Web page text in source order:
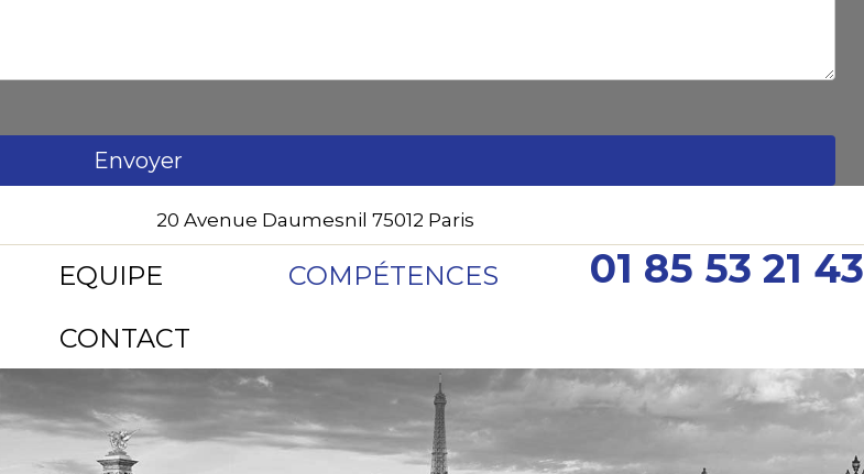
20 Avenue Daumesnil 75012 Paris
01 85 53 21 43
EQUIPE
COMPÉTENCES
CONTACT